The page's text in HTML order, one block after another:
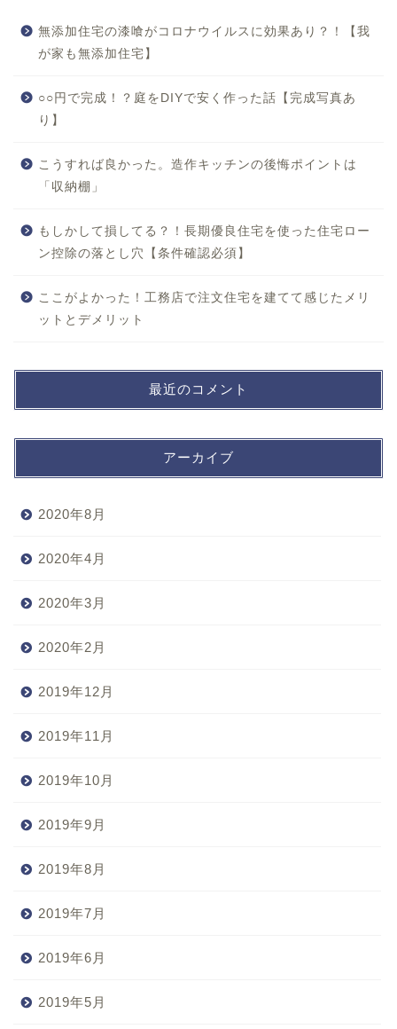
無添加住宅の漆喰がコロナウイルスに効果あり？！【我
が家も無添加住宅】
○○円で完成！？庭をDIYで安く作った話【完成写真あ
り】
こうすれば良かった。造作キッチンの後悔ポイントは
「収納棚」
もしかして損してる？！長期優良住宅を使った住宅ロー
ン控除の落とし穴【条件確認必須】
ここがよかった！工務店で注文住宅を建てて感じたメリ
ットとデメリット
最近のコメント
アーカイブ
2020年8月
2020年4月
2020年3月
2020年2月
2019年12月
2019年11月
2019年10月
2019年9月
2019年8月
2019年7月
2019年6月
2019年5月